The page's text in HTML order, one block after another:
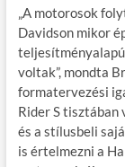
„A motorosok
Davidson mikor
voltak”, mondta
formatervezési
Rider S
és a stílusbeli
is értelmezni a